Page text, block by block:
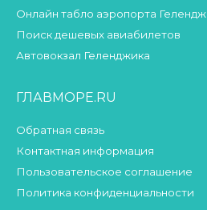
Онлайн табло аэропорта
Поиск дешевых авиабилетов
Автовокзал Геленджика
ГЛАВМОРЕ.RU
Обратная связь
Контактная информация
Пользовательское соглашение
Политика конфиденциальности